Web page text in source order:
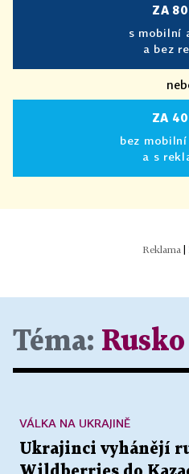
ZA 80
s mobilní
a bez
ZA 40
bez
a s
Téma: Rusko
Ukrajinci vyhánějí
VÁLKA NA UKRAJINĚ